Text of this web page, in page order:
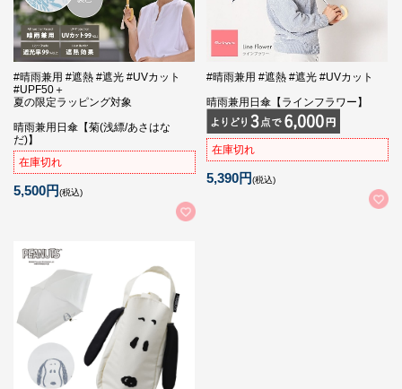
#晴雨兼用 #遮熱 #遮光 #UVカット
#UPF50＋
夏の限定ラッピング対象
晴雨兼用日傘【菊(浅縹/あさはな
だ)】
在庫切れ
5,500円(税込)
#晴雨兼用 #遮熱 #遮光 #UVカット
晴雨兼用日傘【ラインフラワー】
在庫切れ
5,390円(税込)